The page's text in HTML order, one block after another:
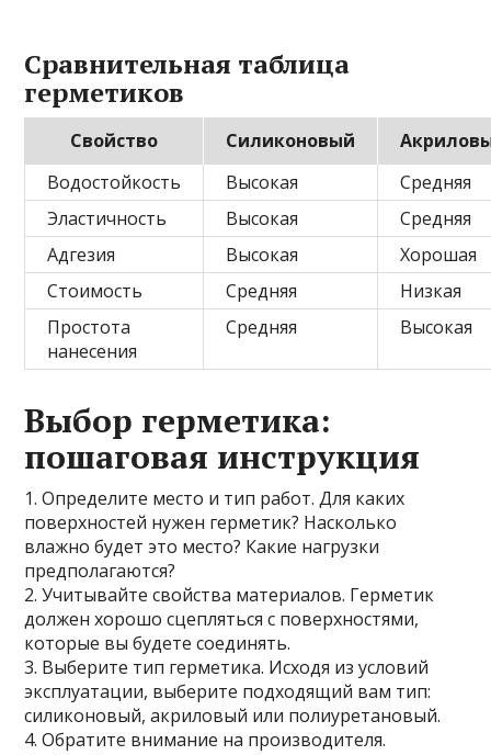
Сравнительная таблица
герметиков
Свойство Силиконовый
Водостойкость
Высокая
Средняя
Эластичность
Высокая
Средняя
Адгезия
Высокая
Хорошая
Стоимость
Средняя
Низкая
Простота
нанесения
Средняя Высокая
Выбор герметика:
пошаговая инструкция
1. Определите место и тип работ. Для каких
поверхностей нужен герметик? Насколько
влажно будет это место? Какие нагрузки
предполагаются?
2. Учитывайте свойства материалов. Герметик
должен хорошо сцепляться с поверхностями,
которые вы будете соединять.
3. Выберите тип герметика. Исходя из условий
эксплуатации, выберите подходящий вам тип:
силиконовый, акриловый или полиуретановый.
4. Обратите внимание на производителя.